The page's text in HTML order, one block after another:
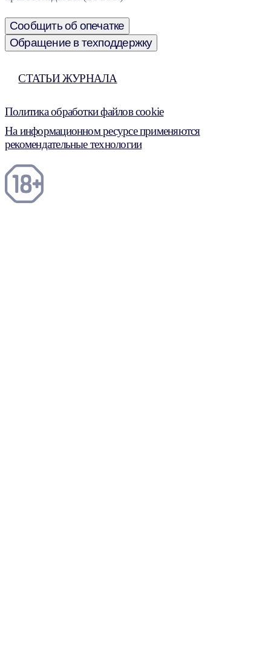
Сообщить об опечатке
Обращение в техподдержку
СТАТЬИ ЖУРНАЛА
Политика обработки файлов cookie
На информационном ресурсе применяются
рекомендательные технологии